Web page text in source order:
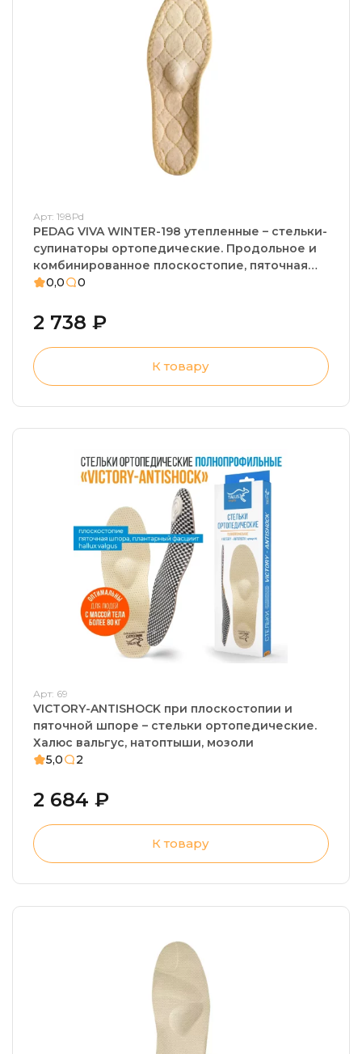
Арт: 198Рd
PEDAG VIVA WINTER-198 утепленные – стельки-
супинаторы ортопедические. Продольное и
комбинированное плоскостопие, пяточная
шпора, плантарный фасциит
0,0 0
2 738 ₽
К товару
Арт: 69
VICTORY-ANTISHOCK при плоскостопии и
пяточной шпоре – стельки ортопедические.
Халюс вальгус, натоптыши, мозоли
5,0
2
2 684 ₽
К товару